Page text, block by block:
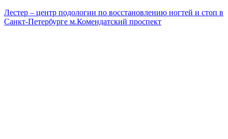
Лестер – центр подологии по восстановлению ногтей и стоп в
Санкт-Петербурге м.Комендатский проспект